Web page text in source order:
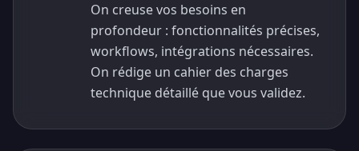
On creuse vos besoins en
profondeur : fonctionnalités précises,
workflows, intégrations nécessaires.
On rédige un cahier des charges
technique détaillé que vous validez.